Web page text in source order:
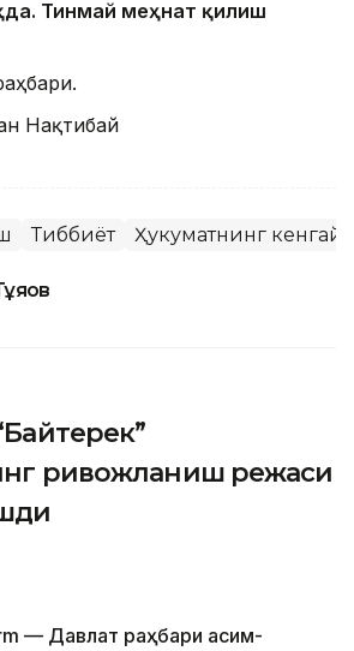
Тинмай меҳнат қилиш
Нақтибай
Тиббиёт Ҳукуматнинг
ривожланиш режаси
— Давлат раҳбари Қасим-